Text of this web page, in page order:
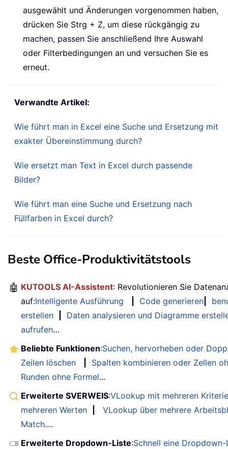
ausgewählt und Änderungen vorgenommen haben,
drücken Sie Strg + Z, um diese rückgängig zu
machen, passen Sie anschließend Ihre Auswahl
oder Filterbedingungen an und versuchen Sie es
erneut.
Verwandte Artikel:
Wie führt man in Excel eine Suche und Ersetzung mit
exakter Übereinstimmung durch?
Wie ersetzt man Text in Excel durch passende
Bilder?
Wie führt man eine Suche und Ersetzung nach
Füllfarben in Excel durch?
Beste Office-Produktivitätstools
🤖 KUTOOLS AI-Assistent: Revolutionieren Sie
auf:Intelligente Ausführung Code generieren
erstellen
Daten analysieren und Diagramme
aufrufen…
Beliebte Funktionen:Suchen, hervorheben oder
Zeilen löschen
Spalten kombinieren oder Zellen
Runden ohne Formel...
Erweiterte SVERWEIS:VLookup mit mehreren
mehreren Werten
VLookup über mehrere
Match....
Erweiterte Dropdown-Liste:Schnell eine